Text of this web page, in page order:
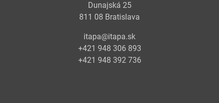
Dunajská 25
811 08 Bratislava
itapa@itapa.sk
+421 948 306 893
+421 948 392 736